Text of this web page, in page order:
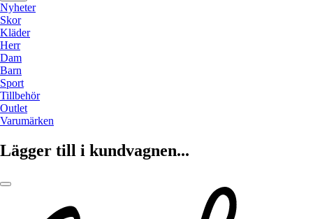
Nyheter
Skor
Kläder
Herr
Dam
Barn
Sport
Tillbehör
Outlet
Varumärken
Lägger till i kundvagnen...